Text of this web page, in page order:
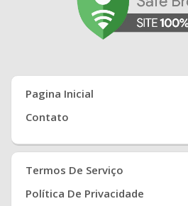
Pagina Inicial
Contato
Termos De Serviço
Política De Privacidade